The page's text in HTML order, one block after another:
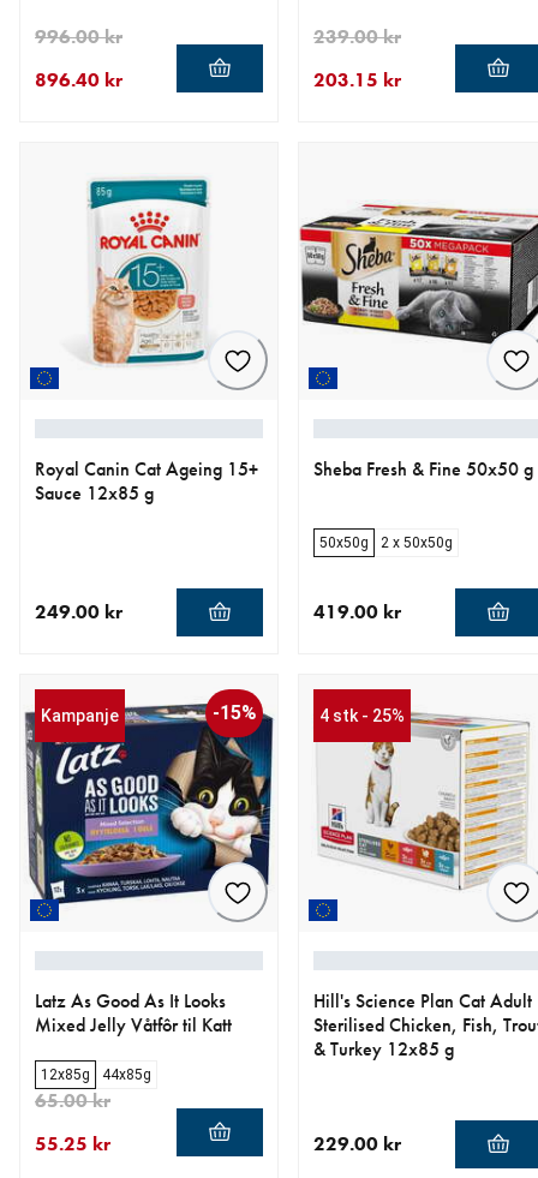
896.40 kr
996.00 kr
203.15 kr
239.00 kr
Royal Canin Cat Ageing 15+
Sauce 12x85 g
249.00 kr
Sheba Fresh & Fine 50x50 g
50x50g 2 x 50x50g
419.00 kr
Kampanje -15%
Latz As Good As It Looks
Mixed Jelly Våtfôr til Katt
12x85g 44x85g
55.25 kr
65.00 kr
4 stk - 25%
Hill's Science Plan Cat Adult
Sterilised Chicken, Fish,
& Turkey 12x85 g
229.00 kr